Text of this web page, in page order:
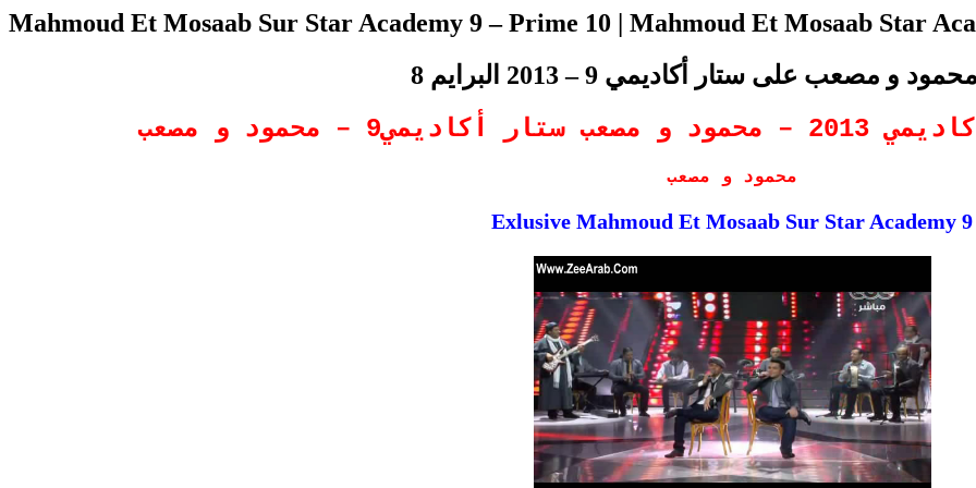
Mahmoud Et Mosaab Sur Star Academy 9 – Prime 10 | Mahmoud Et Mosaab Star
و مصعب على ستار أكاديمي 9 – 2013 البرايم 8
– محمود و مصعب
محمود و مصعب
Exlusive Mahmoud Et Mosaab Sur Star Academy 9